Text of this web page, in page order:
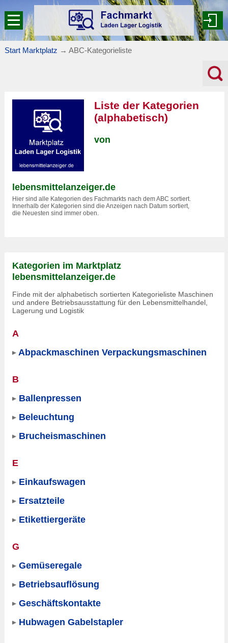
Start Marktplatz → ABC-Kategorieliste
Liste der Kategorien
(alphabetisch)
von
lebensmittelanzeiger.de
Hier sind alle Kategorien des Fachmarkts nach dem ABC sortiert.
Innerhalb der Kategorien sind die Anzeigen nach Datum sortiert,
die Neuesten sind immer oben.
Kategorien im Marktplatz
lebensmittelanzeiger.de
Finde mit der alphabetisch sortierten Kategorieliste Maschinen
und andere Betriebsausstattung für den Lebensmittelhandel,
Lagerung und Logistik
A
Abpackmaschinen Verpackungsmaschinen
B
Ballenpressen
Beleuchtung
Brucheismaschinen
E
Einkaufswagen
Ersatzteile
Etikettiergeräte
G
Gemüseregale
Betriebsauflösung
Geschäftskontakte
Hubwagen Gabelstapler